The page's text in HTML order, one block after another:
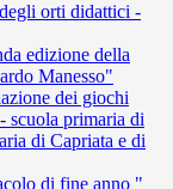
orti didattici -
edizione della
Manesso"
dei giochi
scuola primaria di
di Capriata e di
di fine anno "